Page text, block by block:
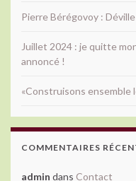
Pierre Bérégovoy :
Juillet 2024 : je quitte
annoncé !
«Construisons ensemble
COMMENTAIRES
admin dans Contact